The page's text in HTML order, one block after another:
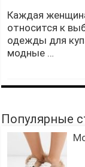
Каждая
относится к
одежды для
модные …
Популярные